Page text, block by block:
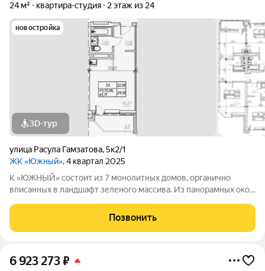
24 м² квартира-студия 2 этаж из 24
новостройка
3D-тур
улица Расула Гамзатова,5к2/1
ЖК «Южный», 4 квартал 2025
К «ЮЖНЫЙ» состоит из 7 монолитных домов, органично
вписанных в ландшафт зеленого массива. Из панорамных окон
Благоустроенная территория и современная инфраструктура
создадут все условия для вашей
Позвонить
6 923 273₽